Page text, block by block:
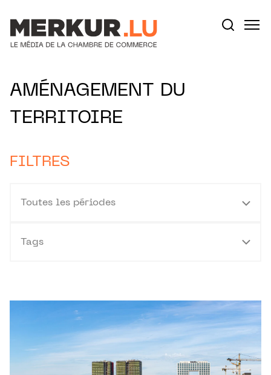
AMÉNAGEMENT DU
TERRITOIRE
FILTRES
Toutes les périodes
Tags